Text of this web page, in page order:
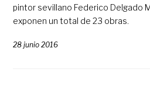
pintor sevillano Federico Delgado
exponen un total de 23 obras.
28 junio 2016